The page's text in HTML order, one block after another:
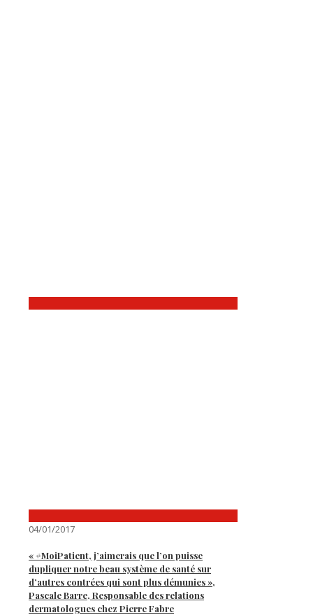
04/01/2017
« #MoiPatient, j’aimerais que l’on puisse
dupliquer notre beau système de santé sur
d’autres contrées qui sont plus démunies »,
Pascale Barre, Responsable des relations
dermatologues chez Pierre Fabre